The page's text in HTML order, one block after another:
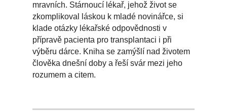
mravních. Stárnoucí lékař, jehož život se
zkomplikoval láskou k mladé novinářce, si
klade otázky lékařské odpovědnosti v
přípravě pacienta pro transplantaci i při
výběru dárce. Kniha se zamýšlí nad životem
člověka dnešní doby a řeší svár mezi jeho
rozumem a citem.